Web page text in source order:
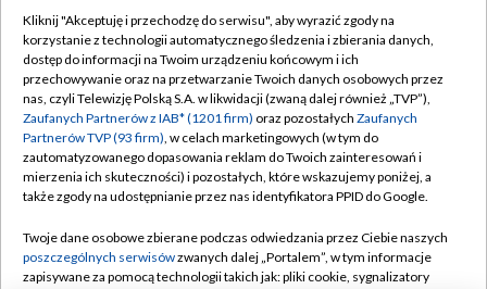
TVP
Abonament TVP
Emisja w TVP
Centrum informacji TVP
Naziemna Telewizja Cyfrowa
Rada Programowa
Regulamin TVP
Polityka prywatności
Moje zgody
Pomoc
Kontakt
Kliknij "Akceptuję i przechodzę do serwisu", aby wyrazić zgody na
korzystanie z technologii automatycznego śledzenia i zbierania danych,
dostęp do informacji na Twoim urządzeniu końcowym i ich
przechowywanie oraz na przetwarzanie Twoich danych osobowych przez
nas, czyli Telewizję Polską S.A. w likwidacji (zwaną dalej również „TVP”),
Zaufanych Partnerów z IAB* (1201 firm) oraz pozostałych Zaufanych
Partnerów TVP (93 firm), w celach marketingowych (w tym do
zautomatyzowanego dopasowania reklam do Twoich zainteresowań i
mierzenia ich skuteczności) i pozostałych, które wskazujemy poniżej, a
także zgody na udostępnianie przez nas identyfikatora PPID do Google.
Twoje dane osobowe zbierane podczas odwiedzania przez Ciebie naszych
poszczególnych serwisówzwanych dalej „Portalem”, w tym informacje
zapisywane za pomocą technologii takich jak: pliki cookie, sygnalizatory